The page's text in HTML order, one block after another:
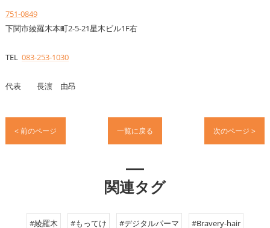
751-0849
下関市綾羅木本町2-5-21星木ビル1F右
TEL 083-253-1030
代表 長濵 由昂
< 前のページ 一覧に戻る 次のページ >
関連タグ
#綾羅木 #もってけ #デジタルパーマ #Bravery-hair